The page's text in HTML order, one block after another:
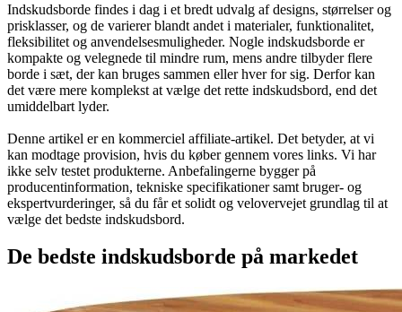
Indskudsborde findes i dag i et bredt udvalg af designs, størrelser og
prisklasser, og de varierer blandt andet i materialer, funktionalitet,
fleksibilitet og anvendelsesmuligheder. Nogle indskudsborde er
kompakte og velegnede til mindre rum, mens andre tilbyder flere
borde i sæt, der kan bruges sammen eller hver for sig. Derfor kan
det være mere komplekst at vælge det rette indskudsbord, end det
umiddelbart lyder.
Denne artikel er en kommerciel affiliate-artikel. Det betyder, at vi
kan modtage provision, hvis du køber gennem vores links. Vi har
ikke selv testet produkterne. Anbefalingerne bygger på
producentinformation, tekniske specifikationer samt bruger- og
ekspertvurderinger, så du får et solidt og velovervejet grundlag til at
vælge det bedste indskudsbord.
De bedste indskudsborde på markedet